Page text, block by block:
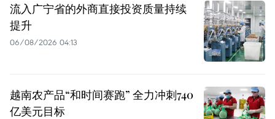
流入广宁省的外商直接投资质量持续
提升
06/08/2026 04:13
越南农产品“和时间赛跑” 全力冲刺740
亿美元目标